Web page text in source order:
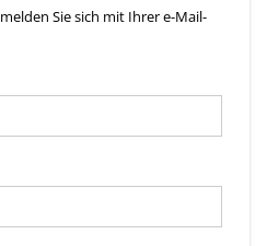
Sie sich mit Ihrer e-Mail-